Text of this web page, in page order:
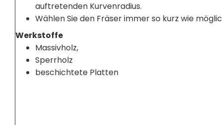
auftretenden Kurvenradius.
Wählen Sie den Fräser immer so kurz wie
Werkstoffe
Massivholz,
Sperrholz
beschichtete Platten